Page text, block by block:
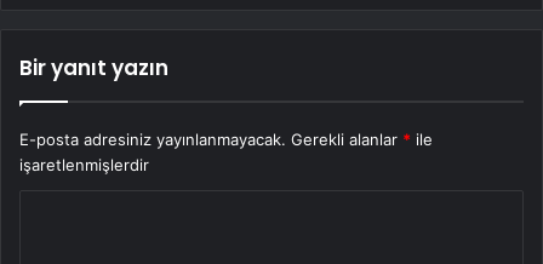
Bir yanıt yazın
E-posta adresiniz yayınlanmayacak. Gerekli alanlar * ile
işaretlenmişlerdir